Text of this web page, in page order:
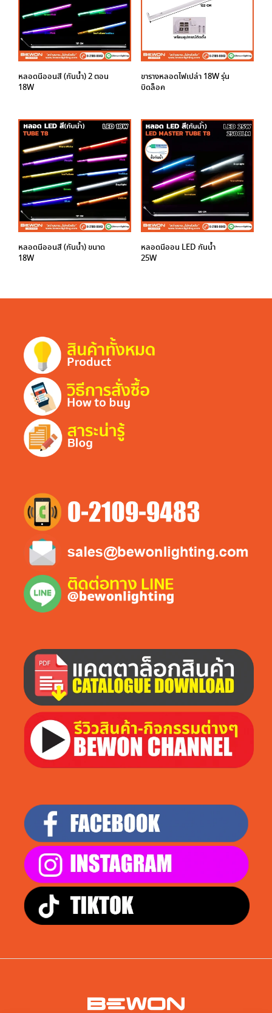
หลอดนีออนสี (กันน้ำ) 2 ตอน
18W
ขารางหลอดไฟเปล่า 18W รุ่น
บิดล็อค
หลอดนีออนสี (กันน้ำ) ขนาด
18W
หลอดนีออน LED กันน้ำ
25W